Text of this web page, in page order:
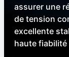
assurer une
de tension
excellente
haute